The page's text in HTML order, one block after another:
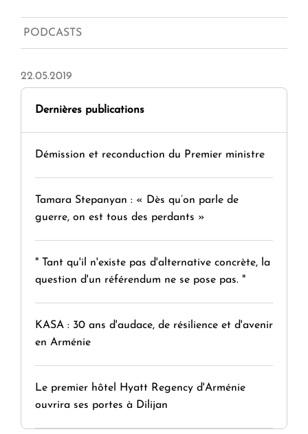
PODCASTS
22.05.2019
Dernières publications
Démission et reconduction du Premier ministre
Tamara Stepanyan : « Dès qu’on parle de
guerre, on est tous des perdants »
" Tant qu'il n'existe pas d'alternative concrète, la
question d'un référendum ne se pose pas. "
KASA : 30 ans d'audace, de résilience et d'avenir
en Arménie
Le premier hôtel Hyatt Regency d'Arménie
ouvrira ses portes à Dilijan